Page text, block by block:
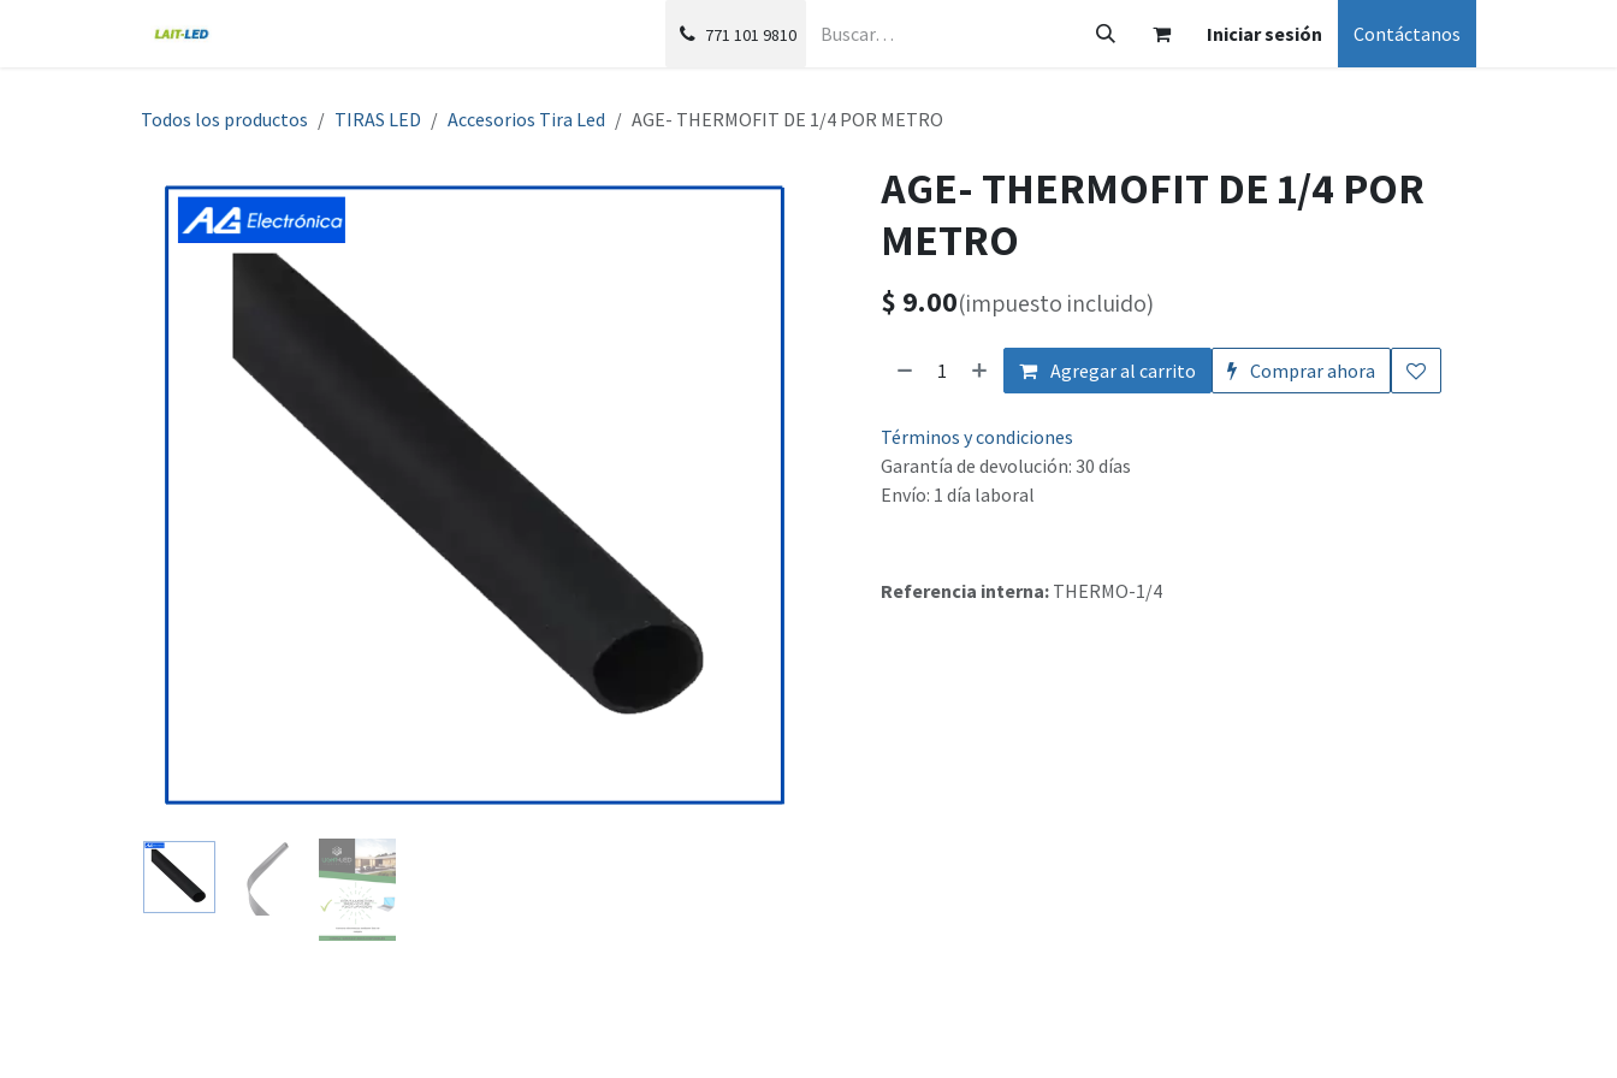
771 101 9810 Iniciar sesión Contáctanos
Todos los productos TIRAS LED Accesorios Tira Led AGE- THERMOFIT DE 1/4 POR METRO
AGE- THERMOFIT DE 1/4 POR
METRO
$ 9.00(impuesto incluido)
Agregar al carrito Comprar ahora
Términos y condiciones
Garantía de devolución: 30 días
Envío: 1 día laboral
Referencia interna: THERMO-1/4